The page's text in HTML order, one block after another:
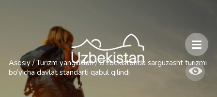
Asosiy / Turizm yangiliklari / O‘zbekistonda sarguzasht turizmi
bo‘yicha davlat standarti qabul qilindi